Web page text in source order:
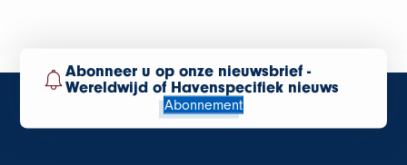
Abonneer u op onze nieuwsbrief -
Wereldwijd of Havenspecifiek nieuws
Abonnement